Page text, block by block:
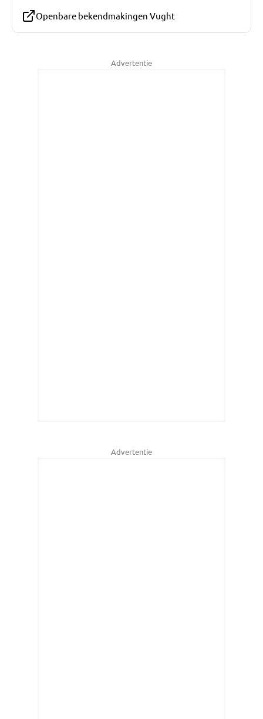
Openbare bekendmakingen Vught
Advertentie
Advertentie